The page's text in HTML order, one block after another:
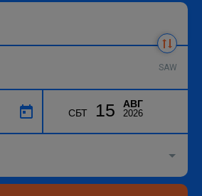
SAW
СБТ 15 АВГ
2026